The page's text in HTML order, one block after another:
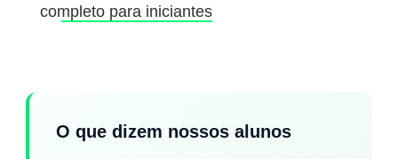
completo para iniciantes
O que dizem nossos alunos